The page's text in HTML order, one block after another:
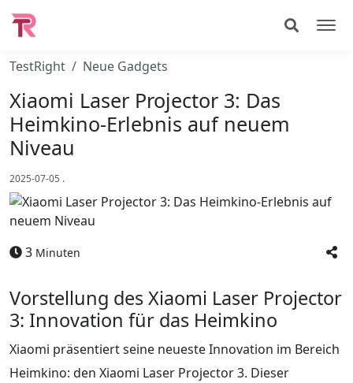
TestRight Neue Gadgets
Xiaomi Laser Projector 3: Das
Heimkino-Erlebnis auf neuem
Niveau
2025-07-05 .
3 Minuten
Vorstellung des Xiaomi Laser Projector
3: Innovation für das Heimkino
Xiaomi präsentiert seine neueste Innovation im Bereich
Heimkino: den Xiaomi Laser Projector 3. Dieser